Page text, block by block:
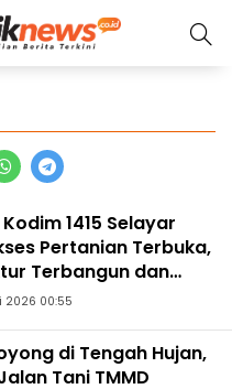
Kodim 1415 Selayar
Pertanian Terbuka,
Terbangun dan
Bangkit
2026 00:55
di Tengah Hujan,
Tani TMMD